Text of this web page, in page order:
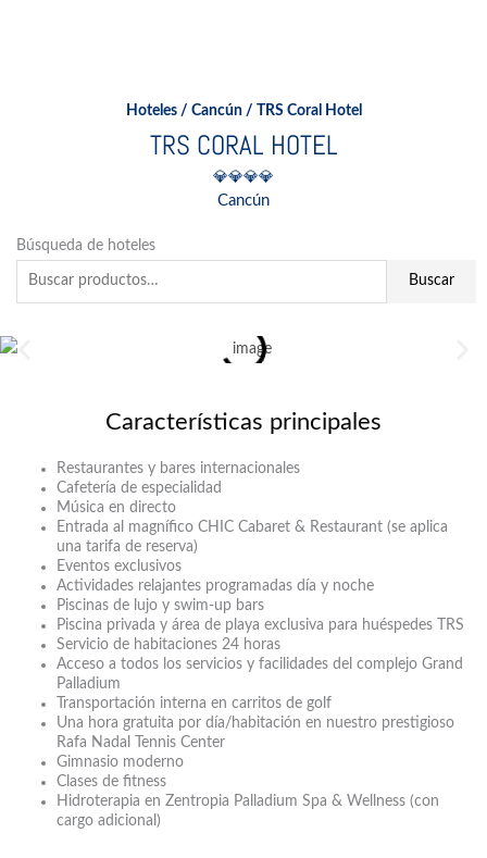
Hoteles/ Cancún/ TRS Coral Hotel
TRS CORAL HOTEL
💎💎💎💎
Cancún
Búsqueda de hoteles
Buscar
por:
Buscar
Características principales
Restaurantes y bares internacionales
Cafetería de especialidad
Música en directo
Entrada al magnífico CHIC Cabaret & Restaurant (se aplica
una tarifa de reserva)
Eventos exclusivos
Actividades relajantes programadas día y noche
Piscinas de lujo y swim-up bars
Piscina privada y área de playa exclusiva para huéspedes TRS
Servicio de habitaciones 24 horas
Acceso a todos los servicios y facilidades del complejo Grand
Palladium
Transportación interna en carritos de golf
Una hora gratuita por día/habitación en nuestro prestigioso
Rafa Nadal Tennis Center
Gimnasio moderno
Clases de fitness
Hidroterapia en Zentropia Palladium Spa & Wellness (con
cargo adicional)